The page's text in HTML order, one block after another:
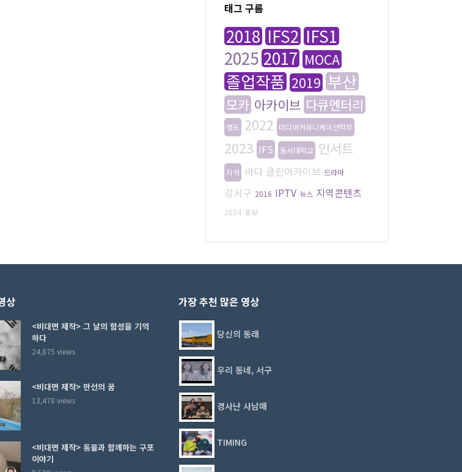
태그 구름
2018 IFS2 IFS1
2025 2017 MOCA
졸업작품 2019 부산
모카 아카이브 다큐멘터리
영도 2022 미디어커뮤니케이션학부
2023 IFS 동서대학교 인서트
지역 바다 클린아카이브 드라마
강서구 2016 IPTV 뉴스 지역콘텐츠
2024 홍보
상
<비대면 제작> 그 날의 함성을 기억
하다
24,875 views
<비대면 제작> 만선의 꿈
13,478 views
<비대면 제작> 동물과 함께하는 구포
이야기
가장 추천 많은 영상
당신의 동래
우리 동네, 서구
경사난 사남매
TIMING